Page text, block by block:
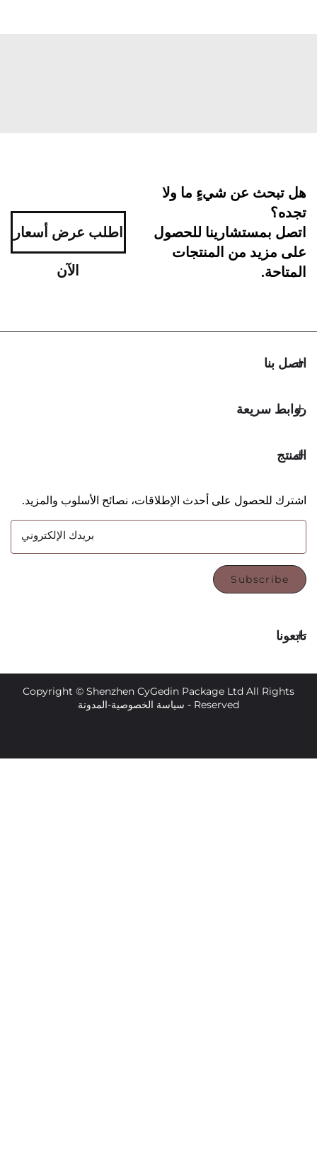
عن شيءٍ ما ولا
للحصول
من المنتجات
اطلب عرض أسعار
على أحدث الإطلاقات، نصائح الأسلوب والمزيد.
بريدك الإلكتروني
Copyright © Shenzhen CyGedin Package Ltd All
سياسة الخصوصية-المدونة